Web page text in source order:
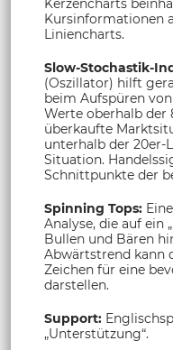
Kerzencharts
Kursinformationen
Liniencharts.
Slow-Stochastik-
(Oszillator) hilft
beim Aufspüren
Werte oberhalb der
überkaufte
unterhalb der 20er-
Situation.
Schnittpunkte der
Spinning Tops:
Analyse, die auf ein
Bullen und Bären
Abwärtstrend kann
Zeichen für eine
darstellen.
Support:
„Unterstützung“.